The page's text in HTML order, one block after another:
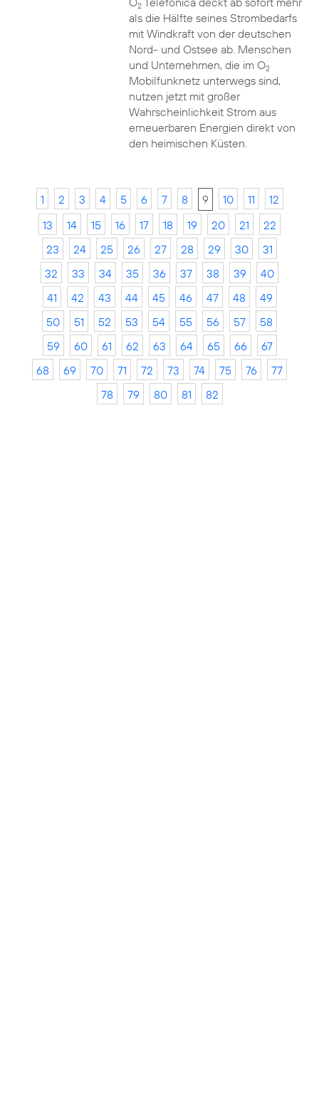
2
als die Hälfte seines Strombedarfs
mit Windkraft von der deutschen
Nord- und Ostsee ab. Menschen
und Unternehmen, die im O2
Mobilfunknetz unterwegs sind,
nutzen jetzt mit großer
Wahrscheinlichkeit Strom aus
erneuerbaren Energien direkt von
den heimischen Küsten.
1 2 3 4 5 6 7 8 9 10 11
12
13
14 15 16 17 18 19 20 21
22
23
24 25 26 27 28 29 30
31
32
33 34 35 36 37 38 39
40
41
42 43 44 45 46 47 48
49
50
51 52 53 54 55 56 57
58
59
60 61 62 63 64 65 66
67
68
69 70 71 72 73 74 75 76
77
78
79 80 81 82